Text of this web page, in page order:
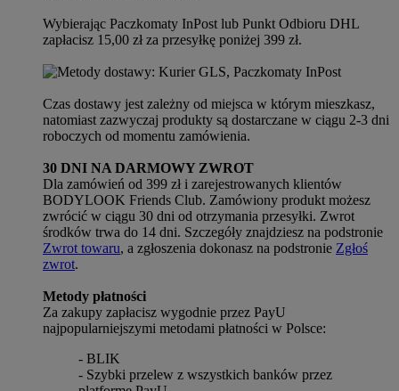
Wybierając Paczkomaty InPost lub Punkt Odbioru DHL
zapłacisz 15,00 zł za przesyłkę poniżej 399 zł.
Czas dostawy jest zależny od miejsca w którym mieszkasz,
natomiast zazwyczaj produkty są dostarczane w ciągu 2-3 dni
roboczych od momentu zamówienia.
30 DNI NA DARMOWY ZWROT
Dla zamówień od 399 zł i zarejestrowanych klientów
BODYLOOK Friends Club. Zamówiony produkt możesz
zwrócić w ciągu 30 dni od otrzymania przesyłki. Zwrot
środków trwa do 14 dni. Szczegóły znajdziesz na podstronie
Zwrot towaru, a zgłoszenia dokonasz na podstronie Zgłoś
zwrot.
Metody płatności
Za zakupy zapłacisz wygodnie przez PayU
najpopularniejszymi metodami płatności w Polsce:
- BLIK
- Szybki przelew z wszystkich banków przez